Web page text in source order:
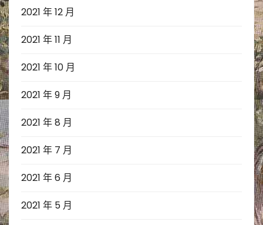
2021 年 12 月
2021 年 11 月
2021 年 10 月
2021 年 9 月
2021 年 8 月
2021 年 7 月
2021 年 6 月
2021 年 5 月